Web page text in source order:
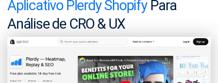
Aplicativo Plerdy ShopifyPara
Análise de CRO & UX